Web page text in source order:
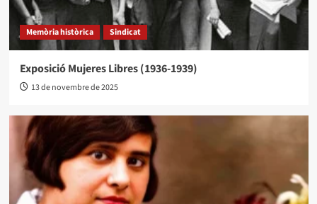
Memòria històrica Sindicat
Exposició Mujeres Libres (1936-1939)
13 de novembre de 2025